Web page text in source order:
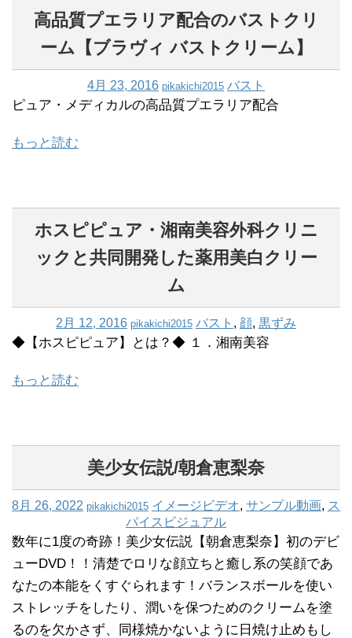
高品質プエラリア配合のバストクリ
ーム【ブラヴィ バストクリーム】
4月 23, 2016 pikakichi2015 バスト
ピュア・メディカルの高品質プエラリア配合
もっと読む
ホスピピュア・湘南美容外科クリニ
ックと共同開発した薬用美白クリー
ム
2月 12, 2016 pikakichi2015 バスト , 顔, 黒ずみ
◆【ホスピピュア】とは？◆ １．湘南美容
もっと読む
美少女伝説/朝倉恵梨奈
8月 26, 2022 pikakichi2015 イメージビデオ, サンプル動画, ス
パイスビジュアル
数年に1度の奇跡！美少女伝説【朝倉恵梨奈】初のデビ
ューDVD！！清楚でロリな顔立ちと癒し系の笑顔であ
なたの本能をくすぐられます！バランスボールを使い
ストレッチをしたり、潤いを保つためのクリームを塗
るのを欠かさず、同様焼かないように日焼け止めもし